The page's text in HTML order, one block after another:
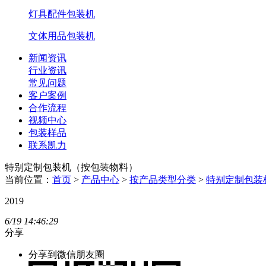
灯具配件包装机
文体用品包装机
新闻资讯
行业资讯
常见问题
客户案例
合作流程
视频中心
包装样品
联系凯力
特别定制包装机（按包装物料）
当前位置： 首页 > 产品中心 > 按产品类型分类 > 特别定制包装
2019
6/19 14:46:29
分享
分享到微信朋友圈